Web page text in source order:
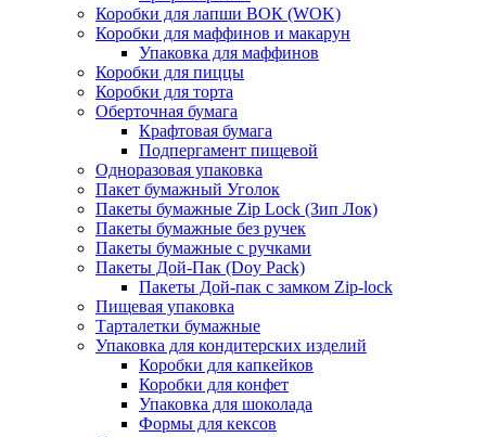
Коробки для лапши ВОК (WOK)
Коробки для маффинов и макарун
Упаковка для маффинов
Коробки для пиццы
Коробки для торта
Оберточная бумага
Крафтовая бумага
Подпергамент пищевой
Одноразовая упаковка
Пакет бумажный Уголок
Пакеты бумажные Zip Lock (Зип Лок)
Пакеты бумажные без ручек
Пакеты бумажные с ручками
Пакеты Дой-Пак (Doy Pack)
Пакеты Дой-пак с замком Zip-lock
Пищевая упаковка
Тарталетки бумажные
Упаковка для кондитерских изделий
Коробки для капкейков
Коробки для конфет
Упаковка для шоколада
Формы для кексов